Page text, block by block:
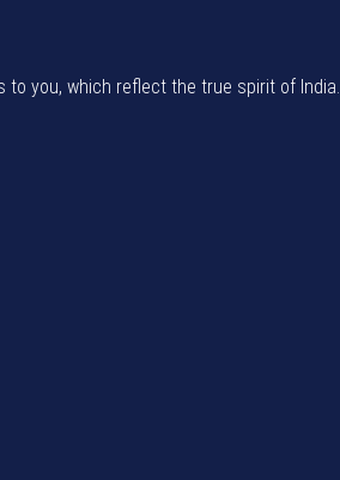
to you, which reflect the true spirit of India.